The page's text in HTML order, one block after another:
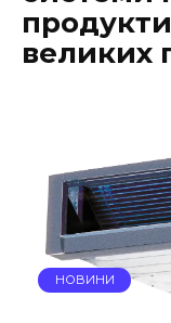
великих
НОВИНИ